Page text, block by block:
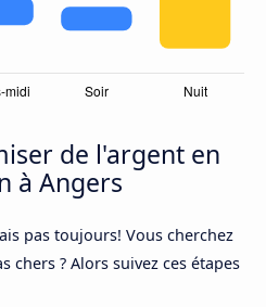
de l'argent en
à Angers
pas toujours! Vous cherchez
chers ? Alors suivez ces étapes